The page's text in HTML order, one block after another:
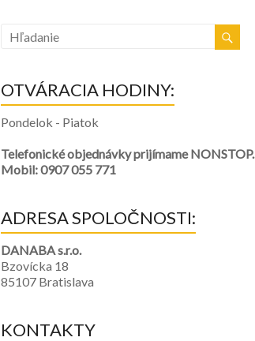
OTVÁRACIA HODINY:
Pondelok - Piatok
Telefonické objednávky prijímame NONSTOP.
Mobil: 0907 055 771
ADRESA SPOLOČNOSTI:
DANABA s.r.o.
Bzovícka 18
85107 Bratislava
KONTAKTY